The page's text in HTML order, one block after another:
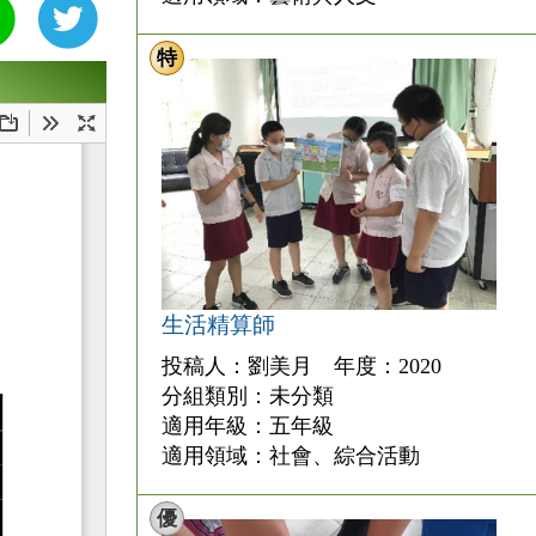
生活精算師
特
投稿人：劉美月 年度：2020
分組類別：未分類
適用年級：五年級
適用領域：社會、綜合活動
優